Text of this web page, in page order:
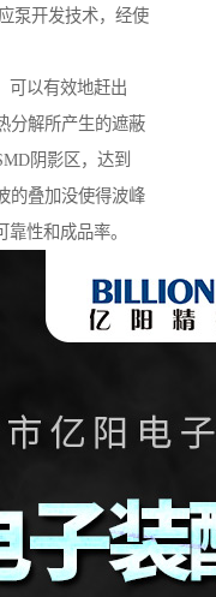
泵开发技术，经使
可以有效地赶出
分解所产生的遮蔽
阴影区，达到
的叠加没使得波峰
性和成品率。